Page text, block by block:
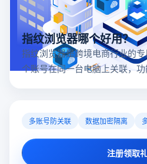
指纹浏览器哪个好用？
指纹浏览器是跨境电商行业的
个账号在同一台电脑上关联，
多账号防关联 数据加密隔离
注册领取